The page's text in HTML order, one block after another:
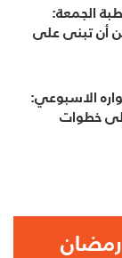
الجمعة:
أن تبنى على
الوطنيّ
الاسبوعي:
خطوات
وتطلق